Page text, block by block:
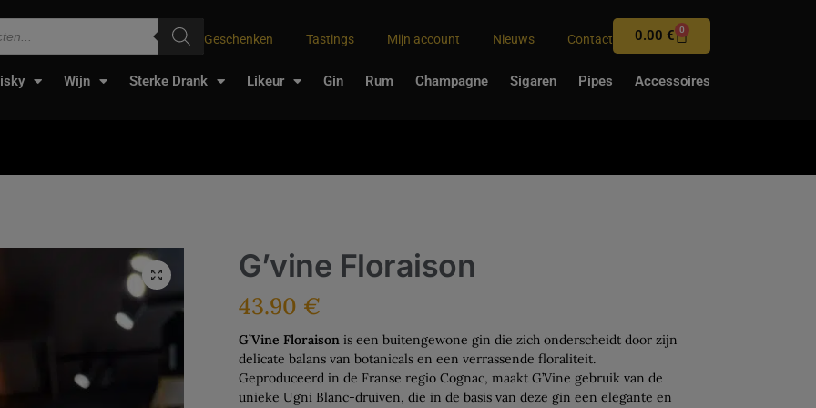
Geschenken Tastings Mijn account Nieuws Contact 0.00€ 0
Wijn Sterke Drank Likeur Gin Rum Champagne Sigaren Pipes Accessoires
G’vine Floraison
43.90 €
G’Vine Floraison is een buitengewone gin die zich onderscheidt door zijn
delicate balans van botanicals en een verrassende floraliteit.
Geproduceerd in de Franse regio Cognac, maakt G’Vine gebruik van de
unieke Ugni Blanc-druiven, die in de basis van deze gin een elegante en